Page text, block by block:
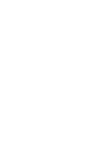
Tilst